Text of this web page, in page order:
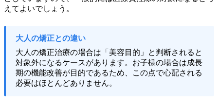
えてよいでしょう。
大人の矯正との違い
大人の矯正治療の場合は「美容目的」と判断されると
対象外になるケースがあります。お子様の場合は成長
期の機能改善が目的であるため、この点で心配される
必要はほとんどありません。